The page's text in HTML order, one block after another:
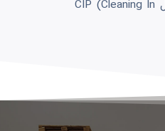
برای حل این مشکل باید عمل CIP (Cleaning In